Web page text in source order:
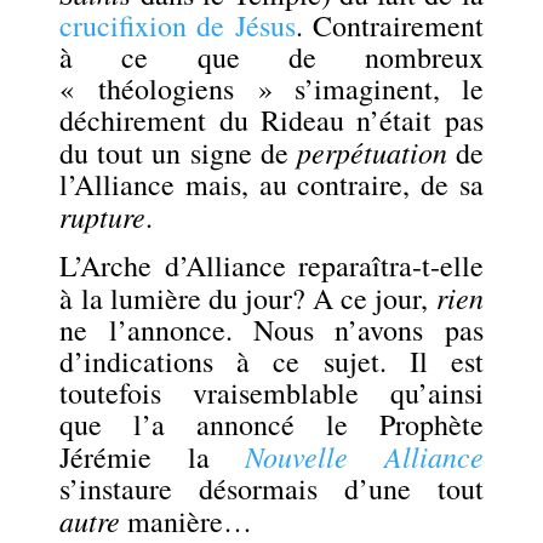
crucifixion de Jésus. Contrairement
à ce que de nombreux
« théologiens » s’imaginent, le
déchirement du Rideau n’était pas
du tout un signe de perpétuationde
l’Alliance mais, au contraire, de sa
rupture.
L’Arche d’Alliance reparaîtra-t-elle
à la lumière du jour? A ce jour, rien
ne l’annonce. Nous n’avons pas
d’indications à ce sujet. Il est
toutefois vraisemblable qu’ainsi
que l’a annoncé le Prophète
Jérémie la
Nouvelle Alliance
s’instaure désormais d’une tout
autre manière…